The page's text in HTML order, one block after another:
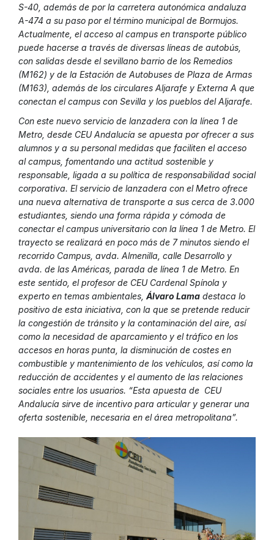
S-40, además de por la carretera autonómica andaluza
A-474 a su paso por el término municipal de Bormujos.
Actualmente, el acceso al campus en transporte público
puede hacerse a través de diversas líneas de autobús,
con salidas desde el sevillano barrio de los Remedios
(M162) y de la Estación de Autobuses de Plaza de Armas
(M163), además de los circulares Aljarafe y Externa A que
conectan el campus con Sevilla y los pueblos del Aljarafe.
Con este nuevo servicio de lanzadera con la línea 1 de
Metro, desde CEU Andalucía se apuesta por ofrecer a sus
alumnos y a su personal medidas que faciliten el acceso
al campus, fomentando una actitud sostenible y
responsable, ligada a su política de responsabilidad social
corporativa. El servicio de lanzadera con el Metro ofrece
una nueva alternativa de transporte a sus cerca de 3.000
estudiantes, siendo una forma rápida y cómoda de
conectar el campus universitario con la línea 1 de Metro. El
trayecto se realizará en poco más de 7 minutos siendo el
recorrido Campus, avda. Almenilla, calle Desarrollo y
avda. de las Américas, parada de línea 1 de Metro. En
este sentido, el profesor de CEU Cardenal Spínola y
experto en temas ambientales, Álvaro Lama destaca lo
positivo de esta iniciativa, con la que se pretende reducir
la congestión de tránsito y la contaminación del aire, así
como la necesidad de aparcamiento y el tráfico en los
accesos en horas punta, la disminución de costes en
combustible y mantenimiento de los vehículos, así como la
reducción de accidentes y el aumento de las relaciones
sociales entre los usuarios. “Esta apuesta de CEU
Andalucía sirve de incentivo para articular y generar una
oferta sostenible, necesaria en el área metropolitana”.